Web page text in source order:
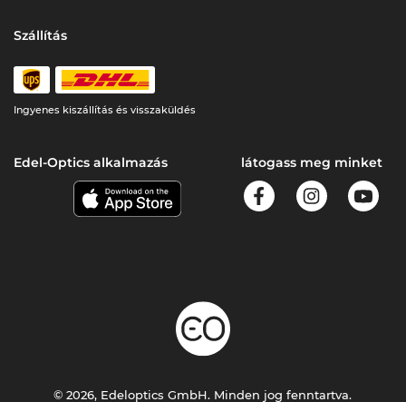
Szállítás
Ingyenes kiszállítás és visszaküldés
Edel-Optics alkalmazás látogass meg minket
© 2026, Edeloptics GmbH. Minden jog fenntartva.